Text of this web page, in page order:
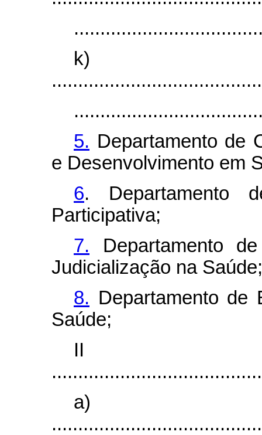
k)
5. Departamento de
e Desenvolvimento em
6. Departamento
Participativa;
7. Departamento
Judicialização na
8. Departamento de
Saúde;
a)